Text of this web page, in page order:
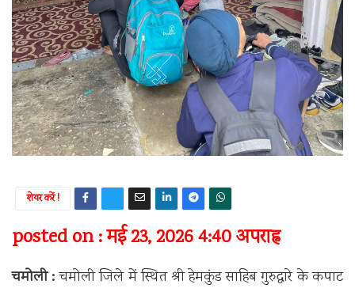
शेयर करें !
posted on : मई 23, 2026 4:40 अपराह्न
चमोली :चमोली जिले में स्थित श्री हेमकुंड साहिब गुरुद्वारे के कपाट